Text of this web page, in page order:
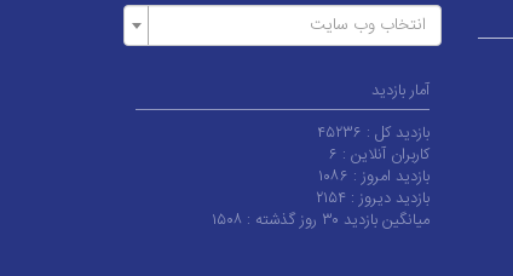
انتخاب وب سایت
آمار بازدید
بازدید کل : ۴۵۲۳۶
کاربران آنلاین : ۶
بازدید امروز : ۱۰۸۶
بازدید دیروز : ۲۱۵۴
میانگین بازدید ۳۰ روز گذشته :
۱۵۰۸